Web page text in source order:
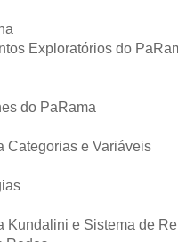
Exploratórios do
do PaRama
Categorias e Variáveis
Kundalini e Sistema de